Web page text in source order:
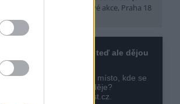
(Tábory, výlety a pobytové akce, Praha 18